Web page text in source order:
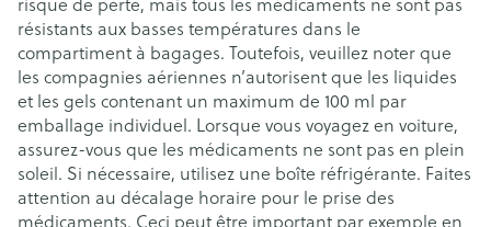
résistants aux basses températures dans le
compartiment à bagages. Toutefois, veuillez noter que
les compagnies aériennes n’autorisent que les liquides
et les gels contenant un maximum de 100 ml par
emballage individuel. Lorsque vous voyagez en voiture,
assurez-vous que les médicaments ne sont pas en plein
soleil. Si nécessaire, utilisez une boîte réfrigérante. Faites
attention au décalage horaire pour le prise des
médicaments. Ceci peut être important par exemple en